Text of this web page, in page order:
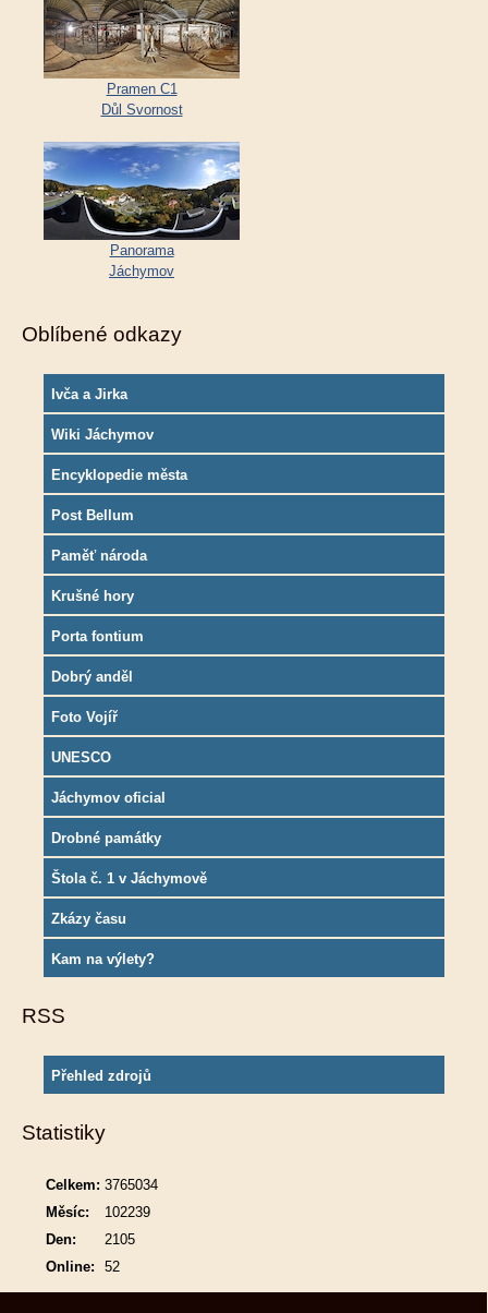
Pramen C1
Důl Svornost
Panorama
Jáchymov
Oblíbené odkazy
Ivča a Jirka
Wiki Jáchymov
Encyklopedie města
Post Bellum
Paměť národa
Krušné hory
Porta fontium
Dobrý anděl
Foto Vojíř
UNESCO
Jáchymov oficial
Drobné památky
Štola č. 1 v Jáchymově
Zkázy času
Kam na výlety?
RSS
Přehled zdrojů
Statistiky
Online: 52
Celkem: 3765034
Měsíc:
102239
Den:
2105